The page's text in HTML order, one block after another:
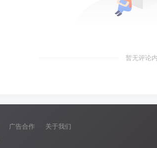
暂无评论
广告合作 关于我们